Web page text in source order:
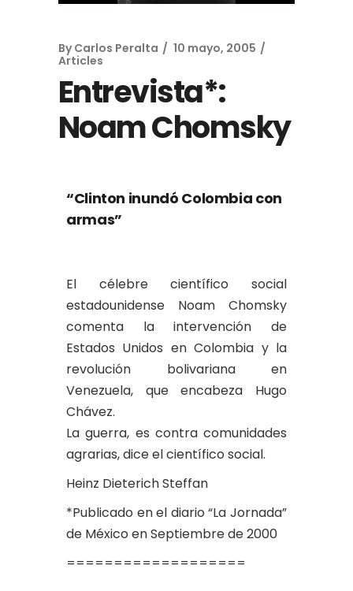
By Carlos Peralta
10 mayo, 2005
Articles
Entrevista*:
Noam Chomsky
“Clinton inundó Colombia con
armas”
El célebre científico social
estadounidense Noam Chomsky
comenta la intervención de
Estados Unidos en Colombia y la
revolución bolivariana en
Venezuela, que encabeza Hugo
Chávez.
La guerra, es contra comunidades
agrarias, dice el científico social.
Heinz Dieterich Steffan
*Publicado en el diario “La Jornada”
de México en Septiembre de 2000
===================